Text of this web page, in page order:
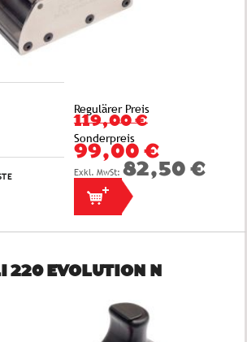
Regulärer Preis
119,00 €
Sonderpreis
99,00 €
82,50 €
220 EVOLUTION N